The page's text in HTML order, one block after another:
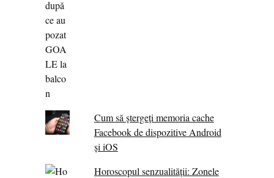
Cum să ștergeți memoria cache
Facebook de dispozitive Android
și iOS
Horoscopul senzualității: Zonele